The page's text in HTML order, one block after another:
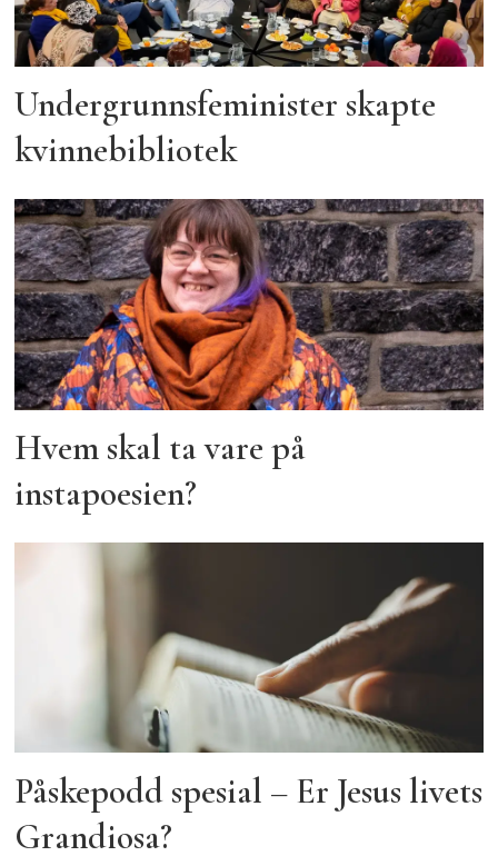
Undergrunnsfeminister skapte
kvinnebibliotek
Hvem skal ta vare på
instapoesien?
Påskepodd spesial – Er Jesus livets
Grandiosa?